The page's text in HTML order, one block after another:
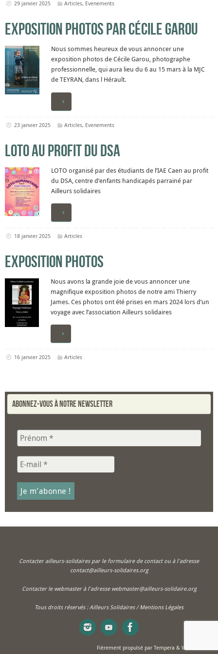
29 janvier 2025 Articles, Evenements
Exposition photos par Cécile Garou
Nous sommes heureux de vous annoncer une
exposition photos de Cécile Garou, photographe
professionnelle, qui aura lieu du 6 au 15 mars à la MJC
de TEYRAN, dans l Hérault.
23 janvier 2025 Articles, Evenements
LOTO au profit du DSA
LOTO organisé par des étudiants de l’IAE Caen au profit
du DSA, centre d’enfants handicapés parrainé par
Ailleurs solidaires
18 janvier 2025 Articles
Exposition photos
Nous avons la grande joie de vous annoncer une
magnifique exposition photos de notre ami Thierry
James. Ces photos ont été prises en mars 2024 lors d’un
voyage avec l’association Ailleurs solidaires
16 janvier 2025 Articles
Abonnez-vous à notre newsletter
Contacter ailleurs-solidaires par le formulaire de contact ou à l'adresse
contact@ailleurs-solidaires.org
Contacter le webmaster à l'adresse webmaster@ailleurs-solidaire.org
Tous droits réservés : Ailleurs Solidaires /Mentions Légales
Fièrement propulsé par Tempera & WordPress.